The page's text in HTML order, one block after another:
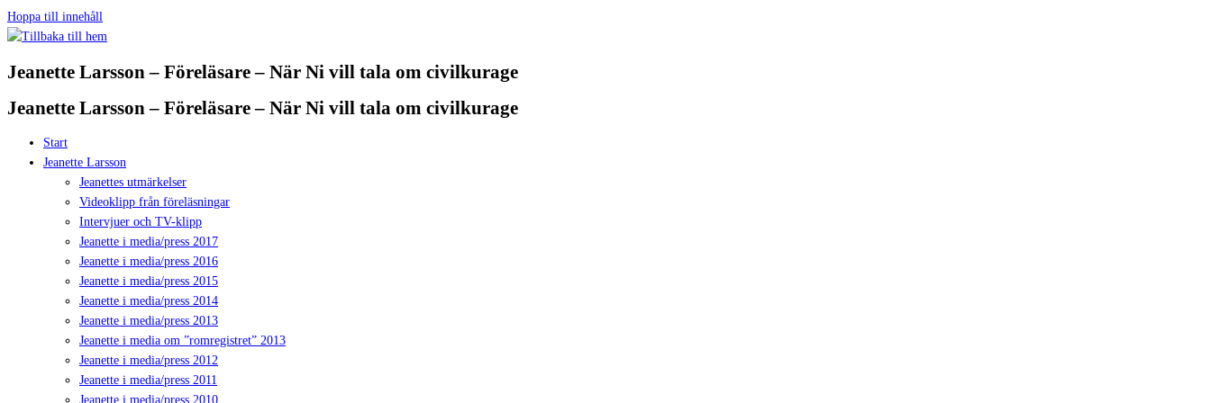
Hoppa till innehåll
Jeanette Larsson – Föreläsare – När Ni vill tala om civilkurage
Jeanette Larsson – Föreläsare – När Ni vill tala om civilkurage
Start
Jeanette Larsson
Jeanettes utmärkelser
Videoklipp från föreläsningar
Intervjuer och TV-klipp
Jeanette i media/press 2017
Jeanette i media/press 2016
Jeanette i media/press 2015
Jeanette i media/press 2014
Jeanette i media/press 2013
Jeanette i media om ”romregistret” 2013
Jeanette i media/press 2012
Jeanette i media/press 2011
Jeanette i media/press 2010